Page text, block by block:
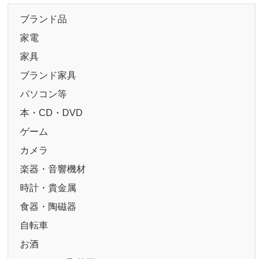
ブランド品
家電
家具
ブランド家具
パソコン等
本・CD・DVD
ゲーム
カメラ
楽器・音響機材
時計・貴金属
食器・陶磁器
自転車
お酒